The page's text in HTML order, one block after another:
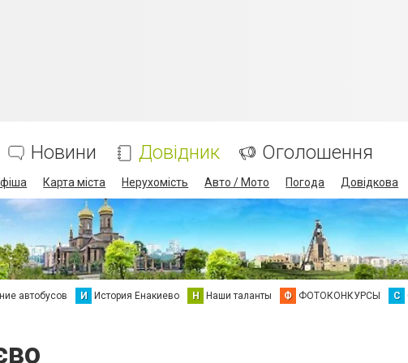
Новини Довідник Оголошення
Карта міста Нерухомість Авто / Мото Погода Довідкова
автобусов И История Енакиево Н Наши таланты Ф ФОТОКОНКУРСЫ С